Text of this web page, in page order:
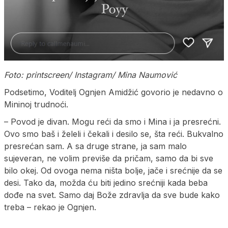
Foto: printscreen/ Instagram/ Mina Naumović
Podsetimo, Voditelj Ognjen Amidžić govorio je nedavno o
Mininoj trudnoći.
– Povod je divan. Mogu reći da smo i Mina i ja presrećni.
Ovo smo baš i želeli i čekali i desilo se, šta reći. Bukvalno
presrećan sam. A sa druge strane, ja sam malo
sujeveran, ne volim previše da pričam, samo da bi sve
bilo okej. Od ovoga nema ništa bolje, jače i srećnije da se
desi. Tako da, možda ću biti jedino srećniji kada beba
dođe na svet. Samo daj Bože zdravlja da sve bude kako
treba – rekao je Ognjen.